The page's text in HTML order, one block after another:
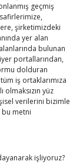
geçmiş
şirketimizdeki
yer alan
bulunan
portallarından,
dolduran
iş ortaklarımıza
olmaksızın yüz
verilerini bizimle
bu metni
işliyoruz?
ile görüştü